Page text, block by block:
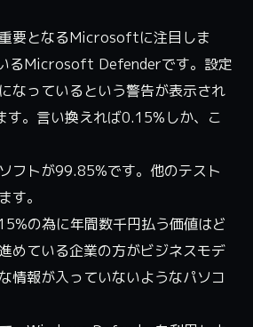
要となるMicrosoftに注目しま
るMicrosoft Defenderです。設定
なっているという警告が表示され
す。言い換えれば0.15%しか、こ
フトが99.85%です。他のテスト
す。
の為に年間数千円払う価値はど
めている企業の方がビジネスモデ
情報が入っていないようなパソコ